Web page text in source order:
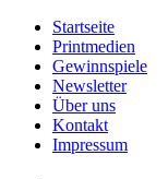
Startseite
Printmedien
Gewinnspiele
Newsletter
Über uns
Kontakt
Impressum